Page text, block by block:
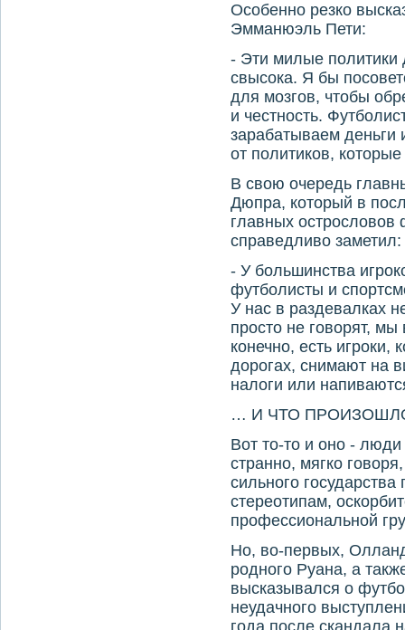
Особенно резко
Эмманюэль Пети:
- Эти милые политики
свысока. Я бы
для мозгов, чтобы
и честность.
зарабатываем
от политиков,
В свою очередь
Дюпра, который в
главных острословов
справедливо заметил:
- У большинства
футболисты и
У нас в раздевалках
просто не говорят,
конечно, есть
дорогах, снимают на
налоги или
… И ЧТО
Вот то-то и оно -
странно, мягко
сильного
стереотипам,
профессиональной
Но, во-первых,
родного Руана, а
высказывался о
неудачного
года после